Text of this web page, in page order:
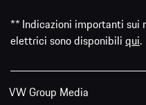
** Indicazioni importanti sui
elettrici sono disponibili qui.
VW Group Media